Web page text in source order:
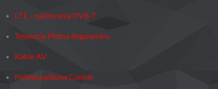
LTE – zakłócenia DVB-T
Telewizja Płatna Regulaminy
Kable AV
Polityka plików Cookie